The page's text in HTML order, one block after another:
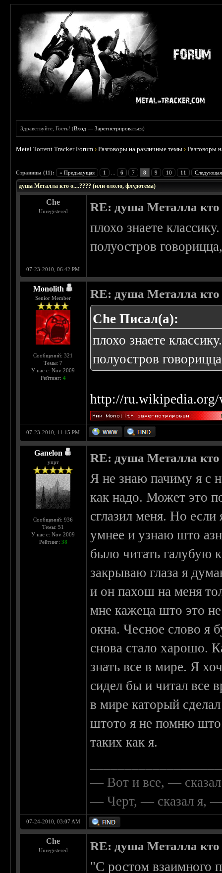
Здравствуйте, Гость! (Вход —Зарегистрироваться)
Metal Torrent Tracker Forum ›Разговоры на различные темы ›Разговоры
Страницы (11): « Предыдущая 1 6 7 8 9 10 11
душа Металла кто о....???? (или ололо, флудотема)
Che
Unregistered RE: душа Металла кто
плохо знаете
полуостров
07-23-2010, 06:42 PM
Monolith
Senior Member
Сообщений: 321
Темы: 7
У нас с: Nov 2009
Рейтинг: 4
RE: душа Металла кто
Che Писал(а):
плохо знаете
полуостров
http://
07-23-2010, 11:15 PM
Ganelon
упрт
Сообщений: 936
Темы: 51
У нас с: Nov 2009
Рейтинг: 38
RE: душа Металла кто
Я не знаю пачиму я с
как надо. Может это
сглазил меня. Но если
умнее и узнаю што
было читать галубую
закрываю глаза я
и он пахош на меня
мне кажеца што это
окна. Чесное слово я
снова стало харошо.
знать все в мире. Я
сидел бы и читал все
в мире каторый
штото я не помню
таких как я.
— Вот и все, —
— Черт, — сказал я, —
07-24-2010, 03:07 AM
Che
Unregistered RE: душа Металла кто
"С ростом взаимного